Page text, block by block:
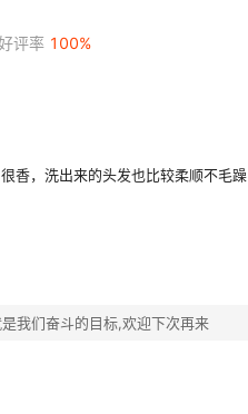
评率 100%
香，洗出来的头发也比较柔顺不毛躁
我们奋斗的目标,欢迎下次再来